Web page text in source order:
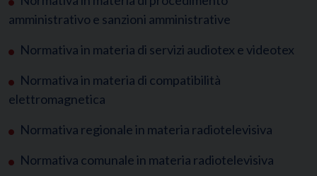
amministrativo e sanzioni amministrative
Normativa in materia di servizi audiotex e videotex
Normativa in materia di compatibilità
elettromagnetica
Normativa regionale in materia radiotelevisiva
Normativa comunale in materia radiotelevisiva